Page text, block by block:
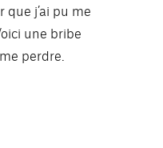
j’ai pu me
une bribe
perdre.